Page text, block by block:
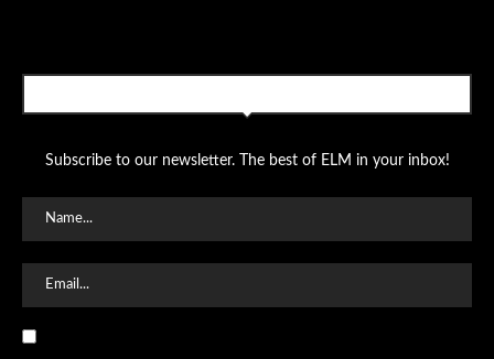
Subscribe to our newsletter. The best of ELM in your inbox!